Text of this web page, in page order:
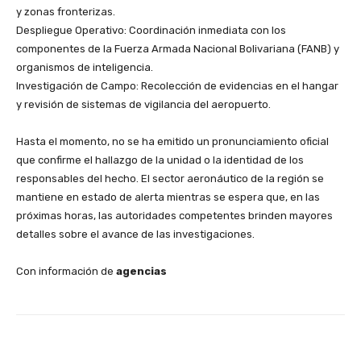
y zonas fronterizas.
​Despliegue Operativo: Coordinación inmediata con los
componentes de la Fuerza Armada Nacional Bolivariana (FANB) y
organismos de inteligencia.
​Investigación de Campo: Recolección de evidencias en el hangar
y revisión de sistemas de vigilancia del aeropuerto.
​Hasta el momento, no se ha emitido un pronunciamiento oficial
que confirme el hallazgo de la unidad o la identidad de los
responsables del hecho. El sector aeronáutico de la región se
mantiene en estado de alerta mientras se espera que, en las
próximas horas, las autoridades competentes brinden mayores
detalles sobre el avance de las investigaciones.
Con información de agencias